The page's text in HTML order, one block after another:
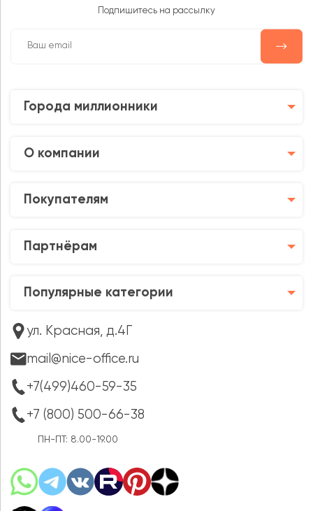
Подпишитесь на рассылку
Города миллионники
О компании
Покупателям
Партнёрам
Популярные категории
ул. Красная, д.4Г
mail@nice-office.ru
+7(499)460-59-35
+7 (800) 500-66-38
ПН-ПТ: 8.00-19.00